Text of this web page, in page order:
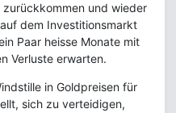
zurückkommen und wieder
dem Investitionsmarkt
Paar heisse Monate mit
Verluste erwarten.
in Goldpreisen für
sich zu verteidigen,